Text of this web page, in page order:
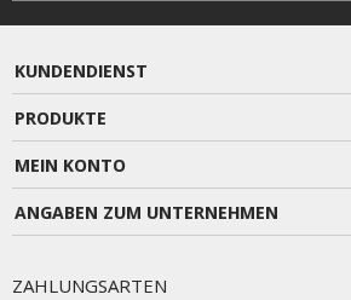
KUNDENDIENST
PRODUKTE
MEIN KONTO
ANGABEN ZUM UNTERNEHMEN
ZAHLUNGSARTEN